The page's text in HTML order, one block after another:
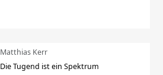
Matthias Kerr
Die Tugend ist ein Spektrum